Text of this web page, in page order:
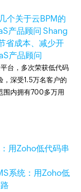
个关于云BPM的
产品顾问 Shang
省成本、减少开
产品顾问
台，多次荣获低代码
，深受1.5万名客户的
围内拥有700多万用
系统：用Zoho低